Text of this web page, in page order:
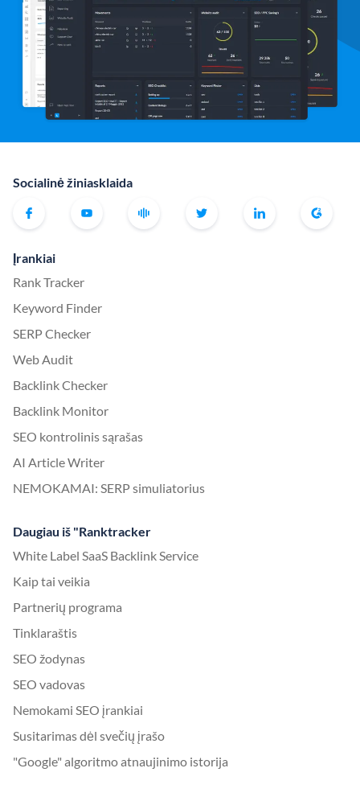
Socialinė žiniasklaida
Įrankiai
Rank Tracker
Keyword Finder
SERP Checker
Web Audit
Backlink Checker
Backlink Monitor
SEO kontrolinis sąrašas
AI Article Writer
NEMOKAMAI: SERP simuliatorius
Daugiau iš "Ranktracker
White Label SaaS Backlink Service
Kaip tai veikia
Partnerių programa
Tinklaraštis
SEO žodynas
SEO vadovas
Nemokami SEO įrankiai
Susitarimas dėl svečių įrašo
"Google" algoritmo atnaujinimo istorija